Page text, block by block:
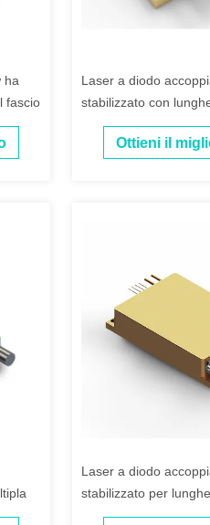
ha
fascio
Laser a diodo
stabilizzato con
976 nm e 18 W
Ottieni il
Laser a diodo
stabilizzato per
976 nm e 60 Watt